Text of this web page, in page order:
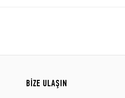
BİZE ULAŞIN